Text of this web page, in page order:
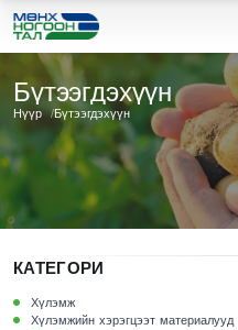
Бүтээгдэхүүн
Нүүр Бүтээгдэхүүн
КАТЕГОРИ
Хүлэмж
Хүлэмжийн хэрэгцээт материалууд